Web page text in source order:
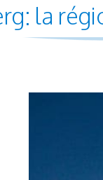
la